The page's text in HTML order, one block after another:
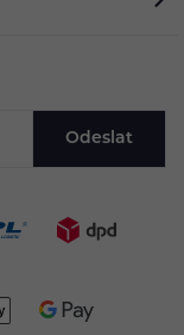
Odeslat